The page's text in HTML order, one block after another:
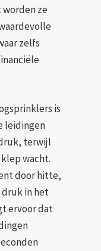
worden ze
zelfs
is
leidingen
terwijl
wacht.
door hitte,
in het
ervoor dat